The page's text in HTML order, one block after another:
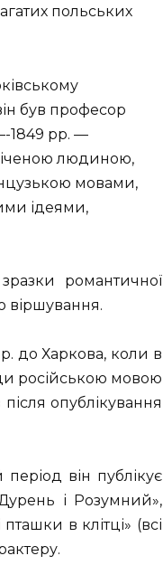
польських
був професор
1849 рр. —
людиною,
мовами,
ідеями,
романтичної
віршування.
р. до Харко­ва, коли в
російською мовою
опублікування
він публікує
і Розумний»,
в клітці» (всі